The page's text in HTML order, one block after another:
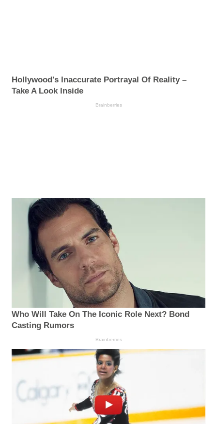
Hollywood's Inaccurate Portrayal Of Reality –
Take A Look Inside
Brainberries
Who Will Take On The Iconic Role Next? Bond
Casting Rumors
Brainberries